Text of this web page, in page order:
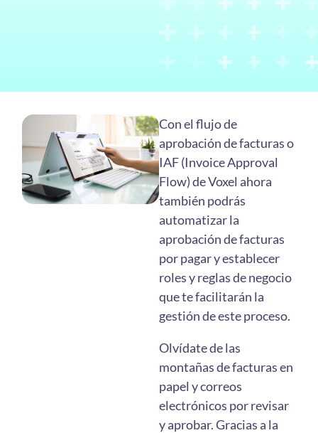
Con el flujo de
aprobación de facturas o
IAF (Invoice Approval
Flow) de Voxel ahora
también podrás
automatizar la
aprobación de facturas
por pagar y establecer
roles y reglas de negocio
que te facilitarán la
gestión de este proceso.
Olvídate de las
montañas de facturas en
papel y correos
electrónicos por revisar
y aprobar. Gracias a la